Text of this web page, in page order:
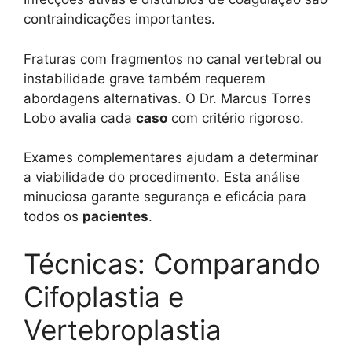
contraindicações importantes.
Fraturas com fragmentos no canal vertebral ou
instabilidade grave também requerem
abordagens alternativas. O Dr. Marcus Torres
Lobo avalia cada caso com critério rigoroso.
Exames complementares ajudam a determinar
a viabilidade do procedimento. Esta análise
minuciosa garante segurança e eficácia para
todos os pacientes.
Técnicas: Comparando
Cifoplastia e
Vertebroplastia